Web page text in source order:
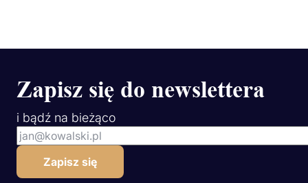
Zapisz się do newslettera
i bądź na bieżąco